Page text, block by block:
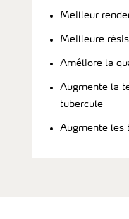
Meilleur
Meilleure
Améliore la
Augmente la
tubercule
Augmente les